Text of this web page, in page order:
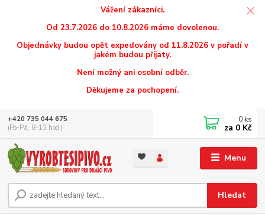
Vážení zákazníci.
Od 23.7.2026 do 10.8.2026 máme dovolenou.
Objednávky budou opět expedovány od 11.8.2026 v pořadí v
jakém budou přijaty.
Není možný ani osobní odběr.
Děkujeme za pochopení.
Menu
Hledat
+420 735 044 675
(Po-Pá, 8-13 hod.)
0 ks
za 0 Kč